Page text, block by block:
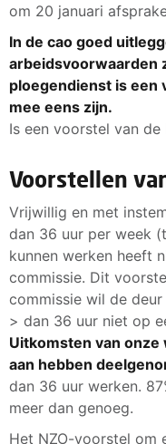
om 20 januari
In de cao goed
arbeidsvoorwaarden
ploegendienst is een
mee eens zijn.
Is een voorstel van de
Voorstellen
Vrijwillig en met
dan 36 uur per week
kunnen werken heeft
commissie. Dit
commissie wil de
> dan 36 uur niet op
Uitkomsten van
aan hebben
dan 36 uur werken.
meer dan genoeg.
Het NZO-voorstel om